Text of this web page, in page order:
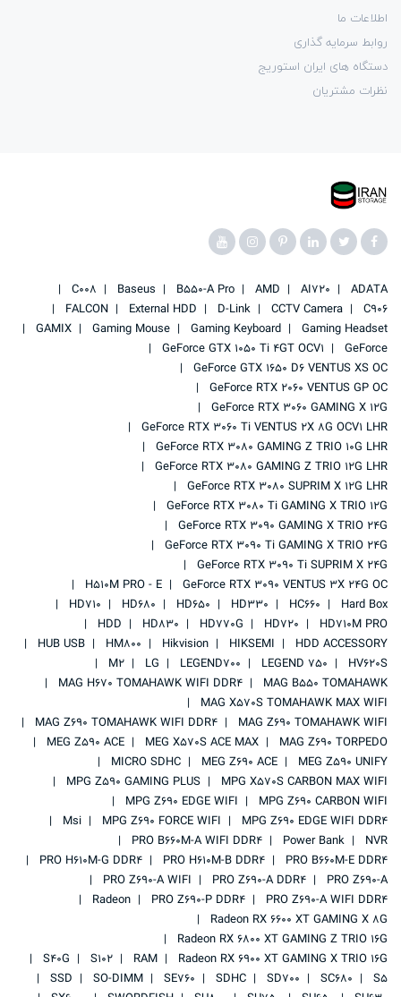
اطلاعات ما
روابط سرمایه گذاری
دستگاه های ایران استوریج
نظرات مشتریان
ADATA
AI720
AMD
B550-A Pro
Baseus
C008
C906
CCTV Camera
D-Link
External HDD
FALCON
Gaming Headset
Gaming Keyboard
Gaming Mouse
GAMIX
GeForce
GeForce GTX 1050 Ti 4GT OCV1
GeForce GTX 1650 D6 VENTUS XS OC
GeForce RTX 2060 VENTUS GP OC
GeForce RTX 3060 GAMING X 12G
GeForce RTX 3060 Ti VENTUS 2X 8G OCV1 LHR
GeForce RTX 3080 GAMING Z TRIO 10G LHR
GeForce RTX 3080 GAMING Z TRIO 12G LHR
GeForce RTX 3080 SUPRIM X 12G LHR
GeForce RTX 3080 Ti GAMING X TRIO 12G
GeForce RTX 3090 GAMING X TRIO 24G
GeForce RTX 3090 Ti GAMING X TRIO 24G
GeForce RTX 3090 Ti SUPRIM X 24G
GeForce RTX 3090 VENTUS 3X 24G OC
H510M PRO - E
Hard Box
HC660
HD330
HD650
HD680
HD710
HD710M PRO
HD720
HD770G
HD830
HDD
HDD ACCESSORY
HIKSEMI
Hikvision
HM800
HUB USB
HV620S
LEGEND 750
LEGEND700
LG
M2
MAG B550 TOMAHAWK
MAG H670 TOMAHAWK WIFI DDR4
MAG X570S TOMAHAWK MAX WIFI
MAG Z690 TOMAHAWK WIFI
MAG Z690 TOMAHAWK WIFI DDR4
MAG Z690 TORPEDO
MEG X570S ACE MAX
MEG Z590 ACE
MEG Z590 UNIFY
MEG Z690 ACE
MICRO SDHC
MPG X570S CARBON MAX WIFI
MPG Z590 GAMING PLUS
MPG Z690 CARBON WIFI
MPG Z690 EDGE WIFI
MPG Z690 EDGE WIFI DDR4
MPG Z690 FORCE WIFI
Msi
NVR
Power Bank
PRO B660M-A WIFI DDR4
PRO B660M-E DDR4
PRO H610M-B DDR4
PRO H610M-G DDR4
PRO Z690-A
PRO Z690-A DDR4
PRO Z690-A WIFI
PRO Z690-A WIFI DDR4
PRO Z690-P DDR4
Radeon
Radeon RX 6600 XT GAMING X 8G
Radeon RX 6800 XT GAMING Z TRIO 16G
Radeon RX 6900 XT GAMING X TRIO 16G
RAM
S102
S40G
S5
SC680
SD700
SDHC
SE760
SO-DIMM
SSD